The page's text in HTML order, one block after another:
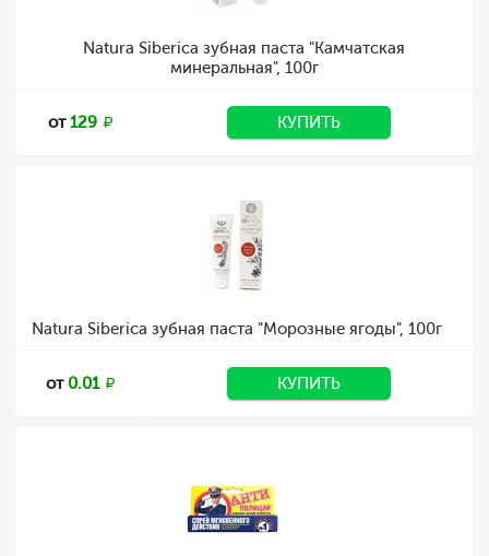
Natura Siberica зубная паста "Камчатская
минеральная", 100г
от129 КУПИТЬ
Natura Siberica зубная паста "Морозные ягоды", 100г
от 0.01 КУПИТЬ